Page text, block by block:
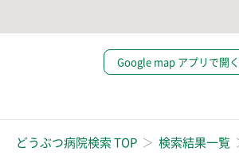
Google map アプリで開く
どうぶつ病院検索 TOP 検索結果一覧